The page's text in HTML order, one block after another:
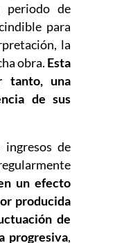
periodo de
para
la
obra. Esta
tanto, una
de sus
ingresos de
un efecto
producida
de
progresiva,